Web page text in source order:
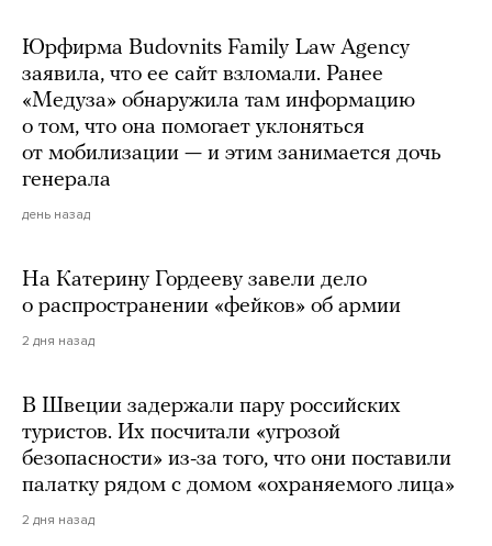
Юрфирма Budovnits Family Law Agency
заявила, что ее сайт взломали. Ранее
«Медуза» обнаружила там информацию
о том, что она помогает уклоняться
от мобилизации — и этим занимается дочь
генерала
день назад
На Катерину Гордееву завели дело
о распространении «фейков» об армии
2 дня назад
В Швеции задержали пару российских
туристов. Их посчитали «угрозой
безопасности» из-за того, что они поставили
палатку рядом с домом «охраняемого лица»
2 дня назад